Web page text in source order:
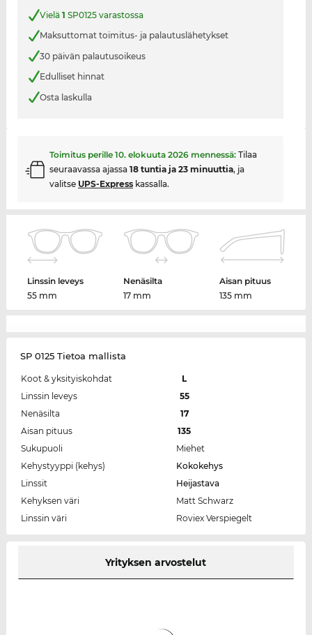
Vielä 1 SP0125 varastossa
Maksuttomat toimitus- ja palautuslähetykset
30 päivän palautusoikeus
Edulliset hinnat
Osta laskulla
Toimitus perille 10. elokuuta 2026mennessä: Tilaa
seuraavassa ajassa 18 tuntia ja 23 minuuttia, ja
valitse UPS-Expresskassalla.
Linssin leveys
55 mm
Nenäsilta
17 mm
Aisan pituus
135 mm
SP 0125 Tietoa mallista
Koot & yksityiskohdat
L
Linssin leveys
55
Nenäsilta
17
Aisan pituus
135
Sukupuoli
Miehet
Kehystyyppi (kehys)
Kokokehys
Linssit
Heijastava
Kehyksen väri
Matt Schwarz
Linssin väri
Roviex Verspiegelt
Yrityksen arvostelut